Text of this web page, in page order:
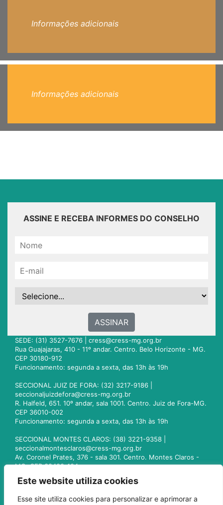
Este website utiliza cookies
Esse site utiliza cookies para personalizar e aprimorar a
Informações adicionais
Informações adicionais
ASSINE E RECEBA INFORMES DO CONSELHO
ASSINAR
SEDE: (31) 3527-7676 | cress@cress-mg.org.br
Rua Guajajaras, 410 - 11º andar. Centro. Belo Horizonte - MG.
CEP 30180-912
Funcionamento: segunda a sexta, das 13h às 19h
SECCIONAL JUIZ DE FORA: (32) 3217-9186 |
seccionaljuizdefora@cress-mg.org.br
R. Halfeld, 651. 10º andar, sala 1001. Centro. Juiz de Fora-MG.
CEP 36010-002
Funcionamento: segunda a sexta, das 13h às 19h
SECCIONAL MONTES CLAROS: (38) 3221-9358 |
seccionalmontesclaros@cress-mg.org.br
Av. Coronel Prates, 376 - sala 301. Centro. Montes Claros -
MG. CEP 39400-104
seccionaluberlandia@cress-mg.org.br